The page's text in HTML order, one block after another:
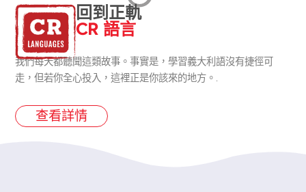
回到正軌
CR 語言
我們每天都聽聞這類故事。事實是，學習義大利語沒有捷徑可
走，但若你全心投入，這裡正是你該來的地方。.
查看詳情